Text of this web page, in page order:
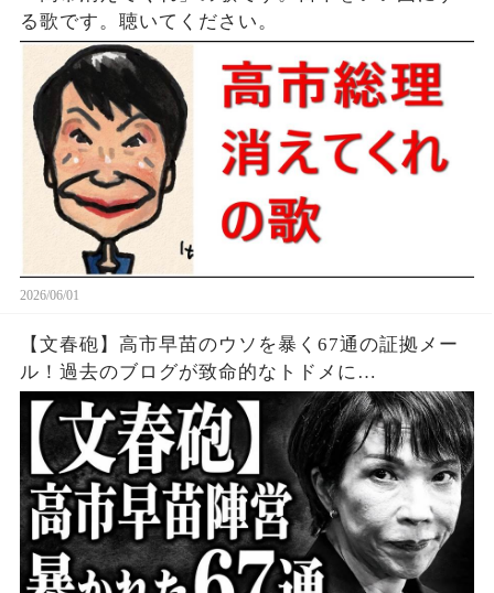
る歌です。聴いてください。
2026/06/01
【文春砲】高市早苗のウソを暴く67通の証拠メー
ル！過去のブログが致命的なトドメに…